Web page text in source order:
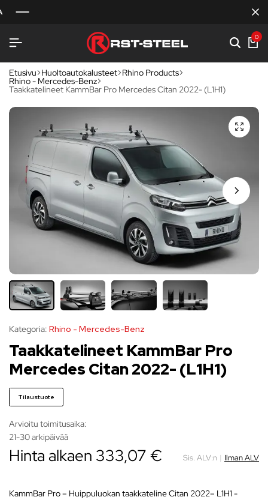
0
Etusivu Huoltoautokalusteet Rhino Products
Rhino - Mercedes-Benz
Taakkatelineet KammBar Pro Mercedes Citan 2022- (L1H1)
Kategoria: Rhino - Mercedes-Benz
Taakkatelineet KammBar Pro
Mercedes Citan 2022- (L1H1)
Tilaustuote
Arvioitu toimitusaika:
21-30 arkipäivää
Hinta alkaen 333,07 € Sis. ALV:n | Ilman ALV
KammBar Pro – Huippuluokan taakkateline Citan 2022– L1H1 -